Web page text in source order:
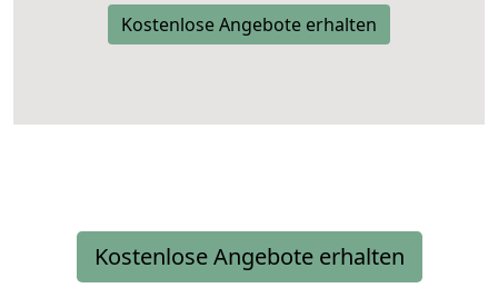
Kostenlose Angebote erhalten
Kostenlose Angebote erhalten